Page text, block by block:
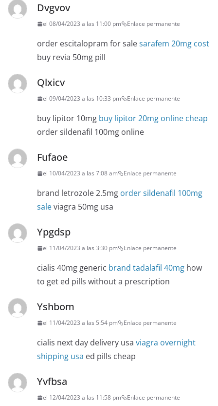
Dvgvov
el 08/04/2023 a las 11:00 pm Enlace permanente
order escitalopram for salesarafem 20mg cost
buy revia 50mg pill
Qlxicv
el 09/04/2023 a las 10:33 pm Enlace permanente
buy lipitor 10mg buy lipitor 20mg online cheap
order sildenafil 100mg online
Fufaoe
el 10/04/2023 a las 7:08 am Enlace permanente
brand letrozole 2.5mg order sildenafil 100mg
saleviagra 50mg usa
Ypgdsp
el 11/04/2023 a las 3:30 pm Enlace permanente
cialis 40mg generic brand tadalafil 40mg how
to get ed pills without a prescription
Yshbom
el 11/04/2023 a las 5:54 pm Enlace permanente
cialis next day delivery usa viagra overnight
shipping usa ed pills cheap
Yvfbsa
el 12/04/2023 a las 11:58 pm Enlace permanente